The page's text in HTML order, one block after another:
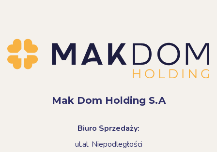
Mak Dom Holding S.A
Biuro Sprzedaży:
ul.al. Niepodległości